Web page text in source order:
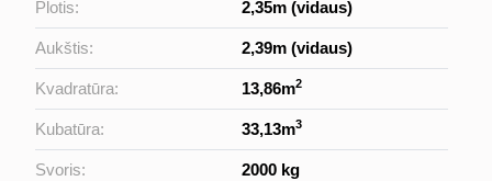
Plotis: 2,35m (vidaus)
Aukštis: 2,39m (vidaus)
Kvadratūra: 13,86m2
Kubatūra: 33,13m3
Svoris: 2000 kg